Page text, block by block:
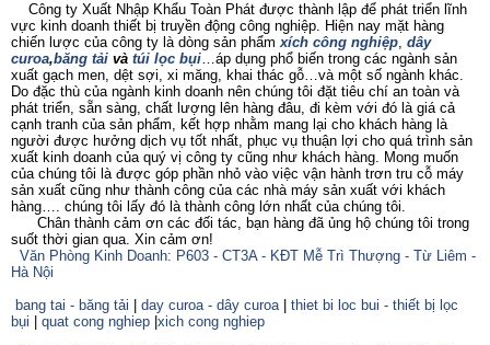
Công ty Xuất Nhập Khẩu Toàn Phát được thành lập để phát triển lĩnh
vực kinh doanh thiết bị truyền động công nghiệp. Hiện nay mặt hàng
chiến lược của công ty là dòng sản phẩm xích công nghiệp, dây
curoa,băng tải và túi lọc bụi…áp dụng phổ biến trong các ngành sản
xuất gạch men, dệt sợi, xi măng, khai thác gỗ…và một số ngành khác.
Do đặc thù của ngành kinh doanh nên chúng tôi đặt tiêu chí an toàn và
phát triển, sẵn sàng, chất lượng lên hàng đâu, đi kèm với đó là giá cả
cạnh tranh của sản phẩm, kết hợp nhằm mang lại cho khách hàng là
người được hưởng dịch vụ tốt nhất, phục vụ thuận lợi cho quá trình sản
xuất kinh doanh của quý vị công ty cũng như khách hàng. Mong muốn
của chúng tôi là được góp phần nhỏ vào việc vận hành trơn tru cỗ máy
sản xuất cũng như thành công của các nhà máy sản xuất với khách
hàng…. chúng tôi lấy đó là thành công lớn nhất của chúng tôi.
Chân thành cảm ơn các đối tác, bạn hàng đã ủng hộ chúng tôi trong
suốt thời gian qua. Xin cảm ơn!
Văn Phòng Kinh Doanh: P603 - CT3A - KĐT Mễ Trì Thượng - Từ Liêm -
Hà Nội
bang tai - băng tải
day curoa - dây curoa| thiet bi loc bui - thiết bị lọc
bụi
quat cong nghiep xich cong nghiep